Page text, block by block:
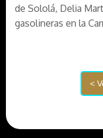
de Sololá, Delia
gasolineras en la